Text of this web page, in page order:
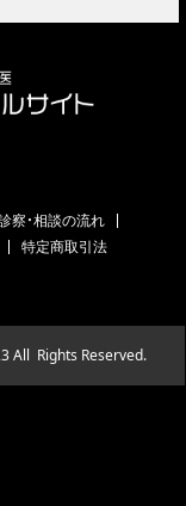
察・相談の流れ
特定商取引法
All Rights Reserved.